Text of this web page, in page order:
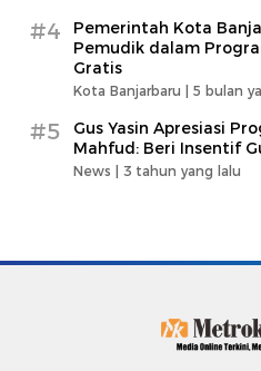
#4
Pemerintah Kota
Pemudik dalam
Gratis
Kota Banjarbaru | 5 bulan
#5
Gus Yasin Apresiasi
Mahfud: Beri Insentif
News | 3 tahun yang lalu